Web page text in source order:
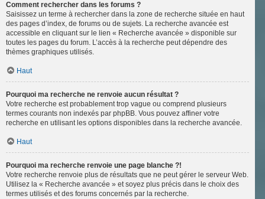
Comment rechercher dans les forums ?
Saisissez un terme à rechercher dans la zone de recherche située en haut
des pages d’index, de forums ou de sujets. La recherche avancée est
accessible en cliquant sur le lien « Recherche avancée » disponible sur
toutes les pages du forum. L’accès à la recherche peut dépendre des
thèmes graphiques utilisés.
Haut
Pourquoi ma recherche ne renvoie aucun résultat ?
Votre recherche est probablement trop vague ou comprend plusieurs
termes courants non indexés par phpBB. Vous pouvez affiner votre
recherche en utilisant les options disponibles dans la recherche avancée.
Haut
Pourquoi ma recherche renvoie une page blanche ?!
Votre recherche renvoie plus de résultats que ne peut gérer le serveur Web.
Utilisez la « Recherche avancée » et soyez plus précis dans le choix des
termes utilisés et des forums concernés par la recherche.